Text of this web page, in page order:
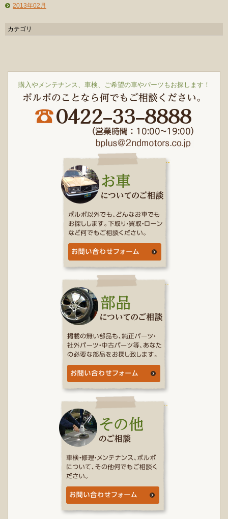
2013年02月
カテゴリ
購入やメンテナンス、車検、ご希望の車やパーツもお探します！
ボルボのことなら何でもご相談ください。